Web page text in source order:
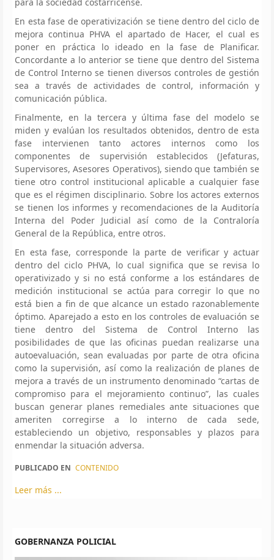
para la sociedad costarricense.
En esta fase de operativización se tiene dentro del ciclo de
mejora continua PHVA el apartado de Hacer, el cual es
poner en práctica lo ideado en la fase de Planificar.
Concordante a lo anterior se tiene que dentro del Sistema
de Control Interno se tienen diversos controles de gestión
sea a través de actividades de control, información y
comunicación pública.
Finalmente, en la tercera y última fase del modelo se
miden y evalúan los resultados obtenidos, dentro de esta
fase intervienen tanto actores internos como los
componentes de supervisión establecidos (Jefaturas,
Supervisores, Asesores Operativos), siendo que también se
tiene otro control institucional aplicable a cualquier fase
que es el régimen disciplinario. Sobre los actores externos
se tienen los informes y recomendaciones de la Auditoría
Interna del Poder Judicial así como de la Contraloría
General de la República, entre otros.
En esta fase, corresponde la parte de verificar y actuar
dentro del ciclo PHVA, lo cual significa que se revisa lo
operativizado y si no está conforme a los estándares de
medición institucional se actúa para corregir lo que no
está bien a fin de que alcance un estado razonablemente
óptimo. Aparejado a esto en los controles de evaluación se
tiene dentro del Sistema de Control Interno las
posibilidades de que las oficinas puedan realizarse una
autoevaluación, sean evaluadas por parte de otra oficina
como la supervisión, así como la realización de planes de
mejora a través de un instrumento denominado “cartas de
compromiso para el mejoramiento continuo”, las cuales
buscan generar planes remediales ante situaciones que
ameriten corregirse a lo interno de cada sede,
estableciendo un objetivo, responsables y plazos para
enmendar la situación adversa.
PUBLICADO EN CONTENIDO
Leer más ...
GOBERNANZA POLICIAL